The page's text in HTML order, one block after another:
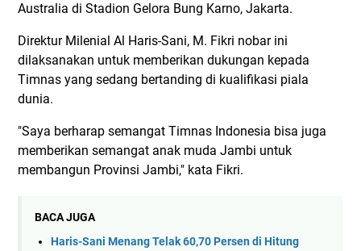
Australia di Stadion Gelora Bung Karno, Jakarta.
Direktur Milenial Al Haris-Sani, M. Fikri nobar ini
dilaksanakan untuk memberikan dukungan kepada
Timnas yang sedang bertanding di kualifikasi piala
dunia.
"Saya berharap semangat Timnas Indonesia bisa juga
memberikan semangat anak muda Jambi untuk
membangun Provinsi Jambi," kata Fikri.
BACA JUGA
Haris-Sani Menang Telak 60,70 Persen di Hitung